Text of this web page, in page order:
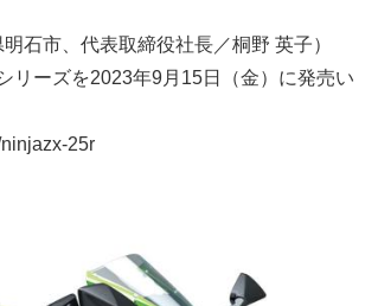
石市、代表取締役社長／桐野 英子）
リーズを2023年9月15日（金）に発売い
25r